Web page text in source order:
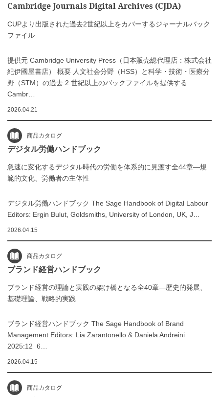
Cambridge Journals Digital Archives (CJDA)
CUPより出版された過去2世紀以上をカバーするジャーナルバック
ファイル
提供元 Cambridge University Press（⽇本販売総代理店：株式会社
紀伊國屋書店） 概要 人文社会分野（HSS）と科学・技術・医療分
野（STM）の過去 2 世紀以上のバックファイルを提供する
Cambr…
2026.04.21
商品カタログ
デジタル労働ハンドブック
急速に変化するデジタル時代の労働を体系的に見渡す全44章―規
範的文化、労働者の主体性
デジタル労働ハンドブック The Sage Handbook of Digital Labour
Editors: Ergin Bulut, Goldsmiths, University of London, UK, J…
2026.04.15
商品カタログ
ブランド経営ハンドブック
ブランド経営の理論と実践の架け橋となる全40章―歴史的発展、
基礎理論、戦略的実践
ブランド経営ハンドブック The Sage Handbook of Brand
Management Editors: Lia Zarantonello & Daniela Andreini
2025:12 6…
2026.04.15
商品カタログ